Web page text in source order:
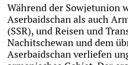
Während der Sowjetunion
Aserbaidschan als auch
(SSR), und Reisen und
Nachitschewan und dem
Aserbaidschan verliefen